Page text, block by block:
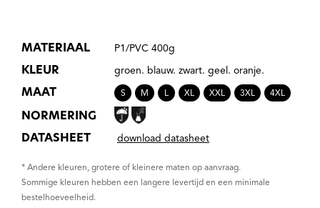
MATERIAAL P1/PVC 400g
KLEUR groen. blauw. zwart. geel. oranje.
MAAT S M L XL XXL 3XL 4XL
NORMERING
DATASHEET
download datasheet
* Andere kleuren, grotere of kleinere maten op aanvraag.
Sommige kleuren hebben een langere levertijd en een minimale
bestelhoeveelheid.